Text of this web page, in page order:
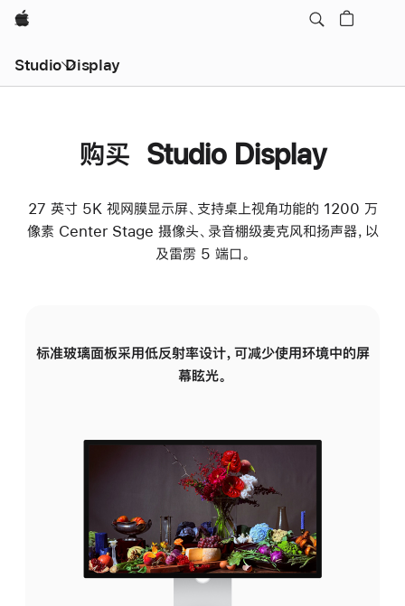
Apple
Studio Display
购买 Studio Display
27 英寸 5K 视网膜显示屏、支持桌上视角功能的 1200 万
像素 Center Stage 摄像头、录音棚级麦克风和扬声器，以
及雷雳 5 端口。
标准玻璃面板采用低反射率设计，可减少使用环境中的屏
幕眩光。